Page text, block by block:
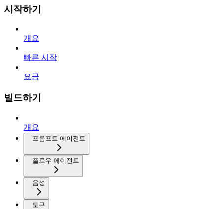
시작하기
개요
빠른 시작
요금
빌드하기
개요
프롬프트 에이전트
플로우 에이전트
음성
도구